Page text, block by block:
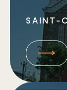
SAINT-